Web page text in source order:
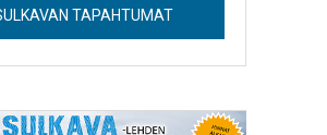
TAPAHTUMAT